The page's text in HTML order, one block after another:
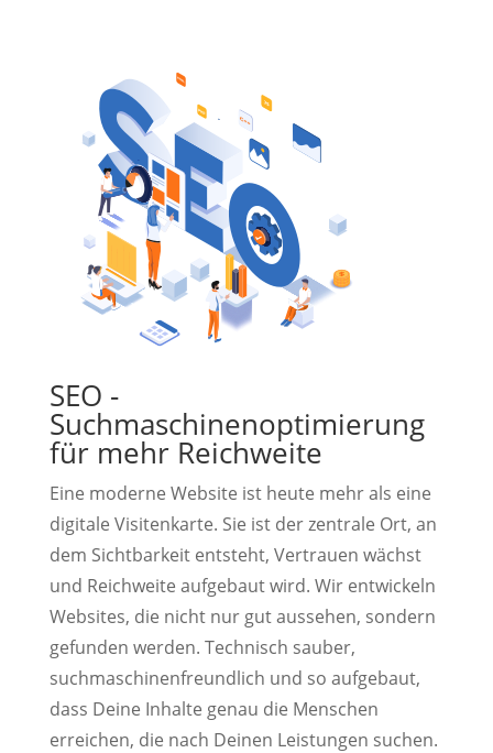
SEO -
Suchmaschinenoptimierung
für mehr Reichweite
Eine moderne Website ist heute mehr als eine
digitale Visitenkarte. Sie ist der zentrale Ort, an
dem Sichtbarkeit entsteht, Vertrauen wächst
und Reichweite aufgebaut wird. Wir entwickeln
Websites, die nicht nur gut aussehen, sondern
gefunden werden. Technisch sauber,
suchmaschinenfreundlich und so aufgebaut,
dass Deine Inhalte genau die Menschen
erreichen, die nach Deinen Leistungen suchen.